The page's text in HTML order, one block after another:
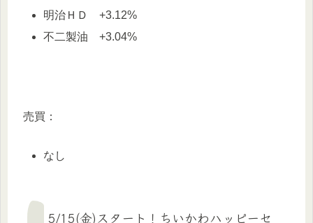
明治ＨＤ +3.12%
不二製油 +3.04%
売買：
なし
5/15(金)スタート！ちいかわハッピーセ